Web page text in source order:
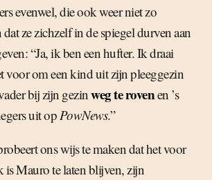
evenwel, die ook weer niet zo
ze zichzelf in de spiegel durven aan
“Ja, ik ben een hufter. Ik draai
voor om een kind uit zijn pleeggezin
bij zijn gezin weg te rovenen ’s
uit op PowNews.”
ons wijs te maken dat het voor
Mauro te laten blijven, zijn